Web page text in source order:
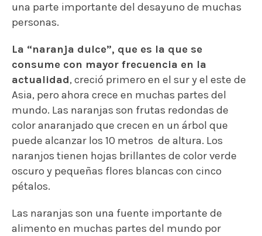
una parte importante del desayuno de muchas
personas.
La “naranja dulce”, que es la que se
consume con mayor frecuencia en la
actualidad, creció primero en el sur y el este de
Asia, pero ahora crece en muchas partes del
mundo. Las naranjas son frutas redondas de
color anaranjado que crecen en un árbol que
puede alcanzar los 10 metros de altura. Los
naranjos tienen hojas brillantes de color verde
oscuro y pequeñas flores blancas con cinco
pétalos.
Las naranjas son una fuente importante de
alimento en muchas partes del mundo por